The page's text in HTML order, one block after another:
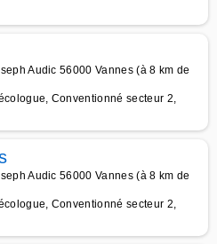
Audic 56000 Vannes (à 8 km de
Conventionné secteur 2,
Audic 56000 Vannes (à 8 km de
Conventionné secteur 2,